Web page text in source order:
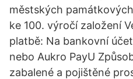
městských
ke 100. výročí založení
platbě: Na bankovní
nebo Aukro PayU
zabalené a pojištěné